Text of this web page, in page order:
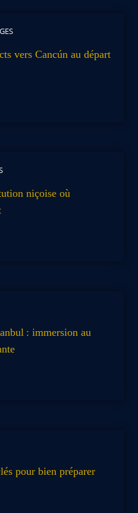
vers Cancún au départ
niçoise où
: immersion au
pour bien préparer